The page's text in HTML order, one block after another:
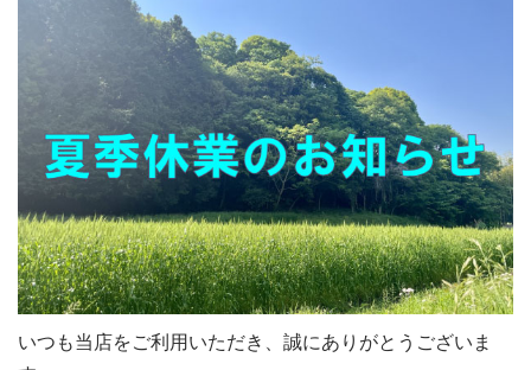
いつも当店をご利用いただき、誠にありがとうございま